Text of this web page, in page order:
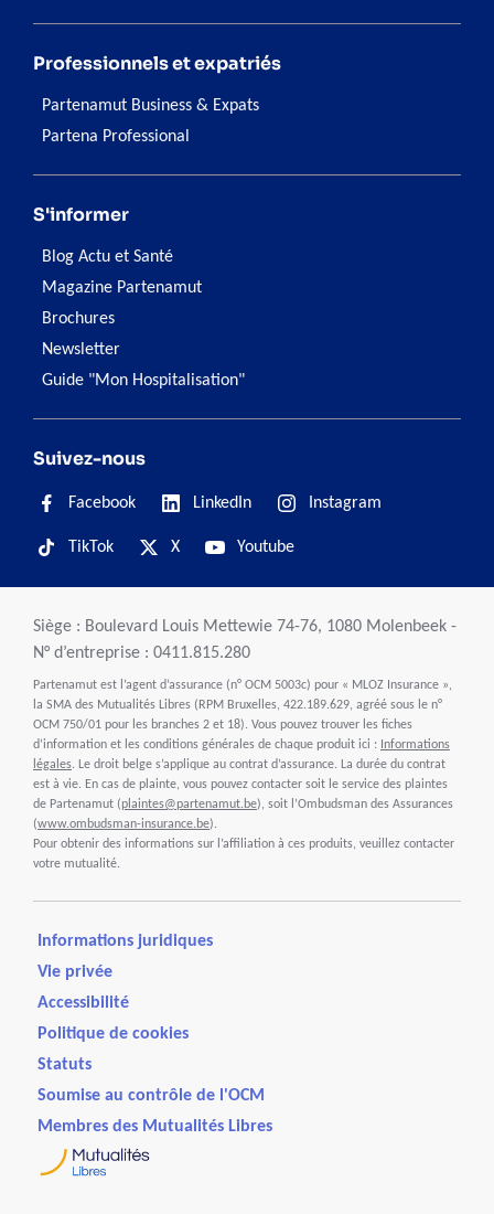
Professionnels et expatriés
Partenamut Business & Expats
Partena Professional
S'informer
Blog Actu et Santé
Magazine Partenamut
Brochures
Newsletter
Guide "Mon Hospitalisation"
Suivez-nous
Facebook LinkedIn Instagram
TikTok X Youtube
Siège : Boulevard Louis Mettewie 74-76, 1080 Molenbeek -
N° d’entreprise : 0411.815.280
Partenamut est l’agent d’assurance (n° OCM 5003c) pour « MLOZ Insurance »,
la SMA des Mutualités Libres (RPM Bruxelles, 422.189.629, agréé sous le n°
OCM 750/01 pour les branches 2 et 18). Vous pouvez trouver les fiches
d’information et les conditions générales de chaque produit ici : Informations
légales. Le droit belge s’applique au contrat d’assurance. La durée du contrat
est à vie. En cas de plainte, vous pouvez contacter soit le service des plaintes
de Partenamut (plaintes@partenamut.be), soit l’Ombudsman des Assurances
(www.ombudsman-insurance.be).
Pour obtenir des informations sur l’affiliation à ces produits, veuillez contacter
votre mutualité.
Informations juridiques
Vie privée
Accessibilité
Politique de cookies
Statuts
Soumise au contrôle de l'OCM
Membres des Mutualités Libres